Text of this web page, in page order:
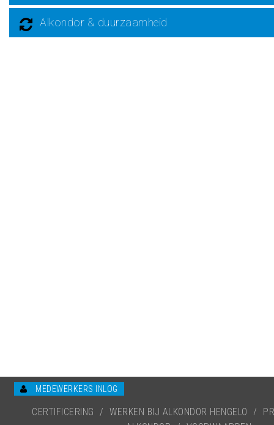
Alkondor & duurzaamheid
MEDEWERKERS INLOG
CERTIFICERING / WERKEN BIJ ALKONDOR HENGELO /